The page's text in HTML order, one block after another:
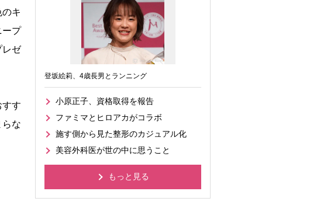
キ
ープ
レゼ
す
な
登坂絵莉、4歳長男とランニング
小原正子、資格取得を報告
ファミマとヒロアカがコラボ
施す側から見た整形のカジュアル化
美容外科医が世の中に思うこと
もっと見る